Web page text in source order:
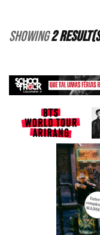
Showing2